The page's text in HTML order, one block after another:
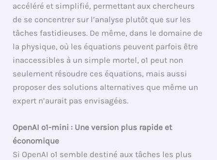
accéléré et simplifié, permettant aux chercheurs
de se concentrer sur l’analyse plutôt que sur les
tâches fastidieuses. De même, dans le domaine de
la physique, où les équations peuvent parfois être
inaccessibles à un simple mortel, o1 peut non
seulement résoudre ces équations, mais aussi
proposer des solutions alternatives que même un
expert n’aurait pas envisagées.
OpenAI o1-mini : Une version plus rapide et
économique
Si OpenAI o1 semble destiné aux tâches les plus